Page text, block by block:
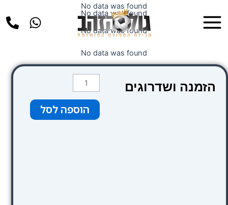
לתוכן
Menu
No data was found
No data was found
No data was found
No data was found
הזמנה ושדרוגים
כמות
של
השכרת
רכב
הוספה לסל